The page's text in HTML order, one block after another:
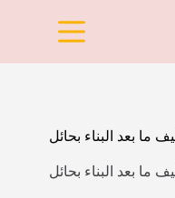
ما بعد البناء بحائل
ما بعد البناء بحائل